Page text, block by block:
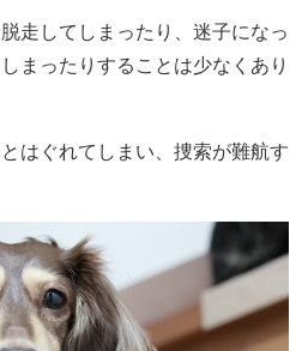
走してしまったり、迷子になっ
まったりすることは少なくあり
はぐれてしまい、捜索が難航す